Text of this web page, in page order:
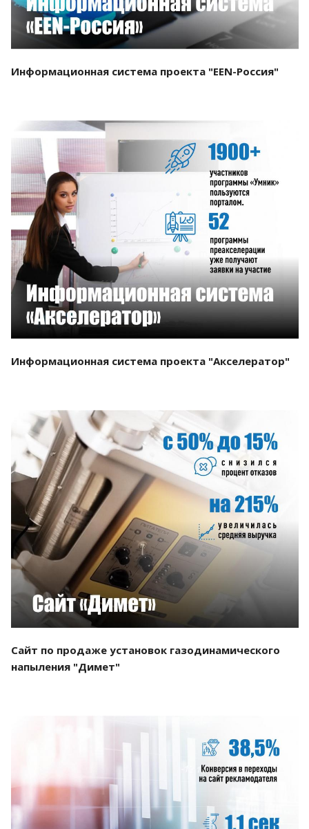
Информационная система проекта "EEN-Россия"
Смотреть проект
Информационная система проекта "Акселератор"
Смотреть проект
Сайт по продаже установок газодинамического
напыления "Димет"